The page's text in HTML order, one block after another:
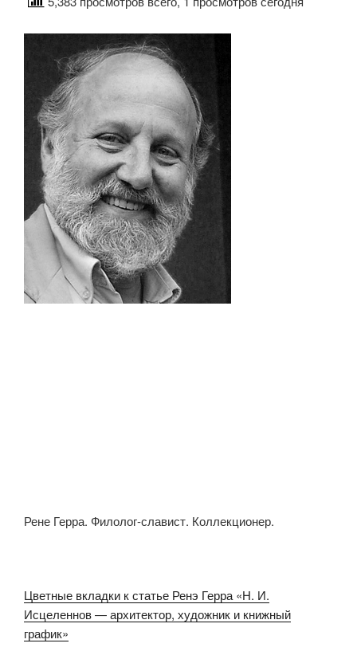
Рене Герра. Филолог-славист. Коллекционер.
Цветные вкладки к статье Ренэ Герра «Н. И.
Исцеленнов — архитектор, художник и книжный
график»